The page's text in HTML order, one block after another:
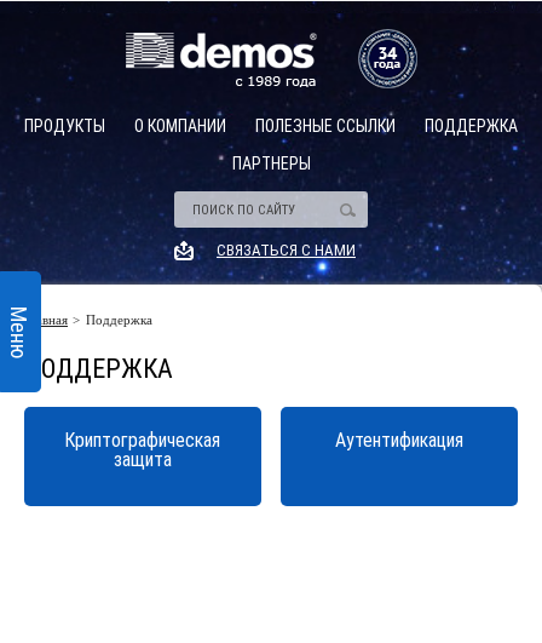
ПРОДУКТЫ
Аппаратные модули безопасности (hsm)
HSM общего назначения
Управление HSM и группами HSM
Управление ключевым материалом
О КОМПАНИИ ПОЛЕЗНЫЕ ССЫЛКИ ПОДДЕРЖКА
Описание
ПАРТНЕРЫ
СВЯЗАТЬСЯ С НАМИ
Главная Поддержка
Меню
ПОДДЕРЖКА
Криптографическая
защита
Аутентификация